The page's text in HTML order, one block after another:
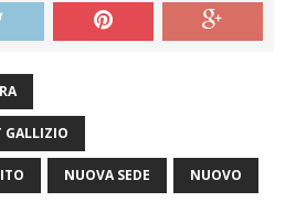
GALLIZIO
NUOVA SEDE NUOVO